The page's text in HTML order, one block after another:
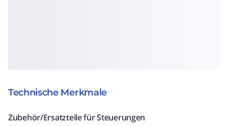
Technische Merkmale
Zubehör/Ersatzteile für Steuerungen